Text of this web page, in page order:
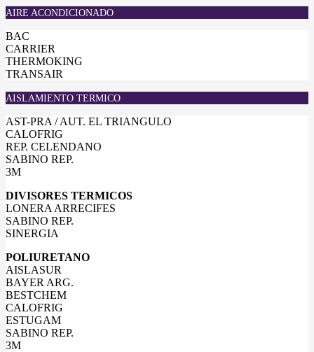
AIRE ACONDICIONADO
BAC
CARRIER
THERMOKING
TRANSAIR
AISLAMIENTO TERMICO
AST-PRA / AUT. EL TRIANGULO
CALOFRIG
REP. CELENDANO
SABINO REP.
3M
DIVISORES TERMICOS
LONERA ARRECIFES
SABINO REP.
SINERGIA
POLIURETANO
AISLASUR
BAYER ARG.
BESTCHEM
CALOFRIG
ESTUGAM
SABINO REP.
3M